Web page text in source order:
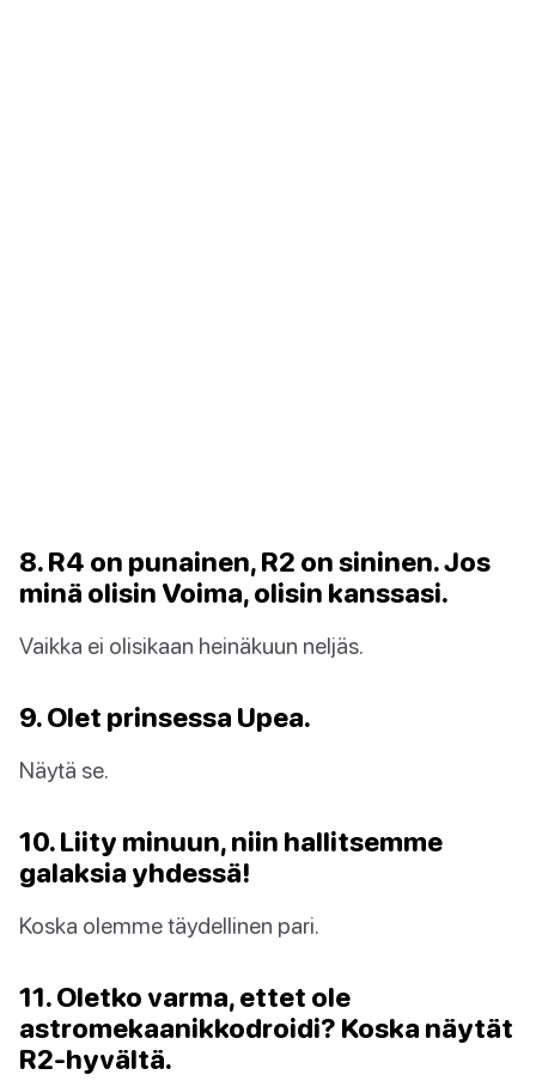
8. R4 on punainen, R2 on sininen. Jos
minä olisin Voima, olisin kanssasi.
Vaikka ei olisikaan heinäkuun neljäs.
9. Olet prinsessa Upea.
Näytä se.
10. Liity minuun, niin hallitsemme
galaksia yhdessä!
Koska olemme täydellinen pari.
11. Oletko varma, ettet ole
astromekaanikkodroidi? Koska näytät
R2-hyvältä.